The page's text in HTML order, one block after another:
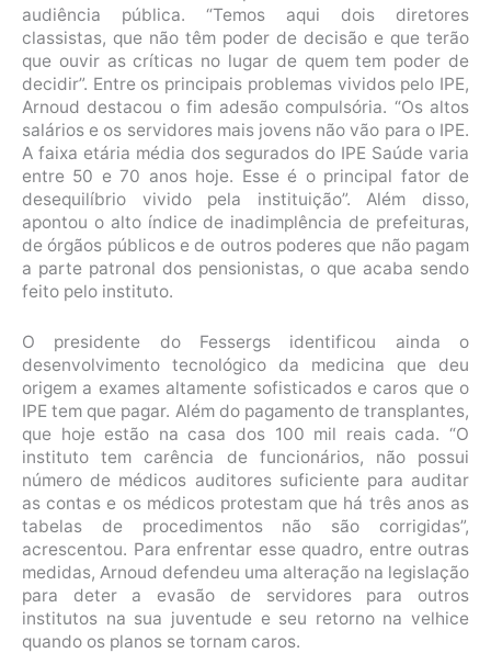
audiência pública. “Temos aqui dois diretores
classistas, que não têm poder de decisão e que terão
que ouvir as críticas no lugar de quem tem poder de
decidir”. Entre os principais problemas vividos pelo IPE,
Arnoud destacou o fim adesão compulsória. “Os altos
salários e os servidores mais jovens não vão para o IPE.
A faixa etária média dos segurados do IPE Saúde varia
entre 50 e 70 anos hoje. Esse é o principal fator de
desequilíbrio vivido pela instituição”. Além disso,
apontou o alto índice de inadimplência de prefeituras,
de órgãos públicos e de outros poderes que não pagam
a parte patronal dos pensionistas, o que acaba sendo
feito pelo instituto.
O presidente do Fessergs identificou ainda o
desenvolvimento tecnológico da medicina que deu
origem a exames altamente sofisticados e caros que o
IPE tem que pagar. Além do pagamento de transplantes,
que hoje estão na casa dos 100 mil reais cada. “O
instituto tem carência de funcionários, não possui
número de médicos auditores suficiente para auditar
as contas e os médicos protestam que há três anos as
tabelas de procedimentos não são corrigidas”,
acrescentou. Para enfrentar esse quadro, entre outras
medidas, Arnoud defendeu uma alteração na legislação
para deter a evasão de servidores para outros
institutos na sua juventude e seu retorno na velhice
quando os planos se tornam caros.